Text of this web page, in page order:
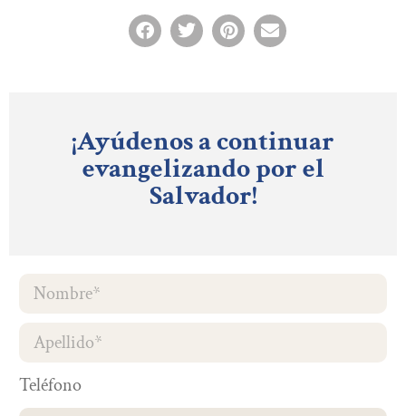
¡Ayúdenos a continuar
evangelizando por el
Salvador!
Teléfono